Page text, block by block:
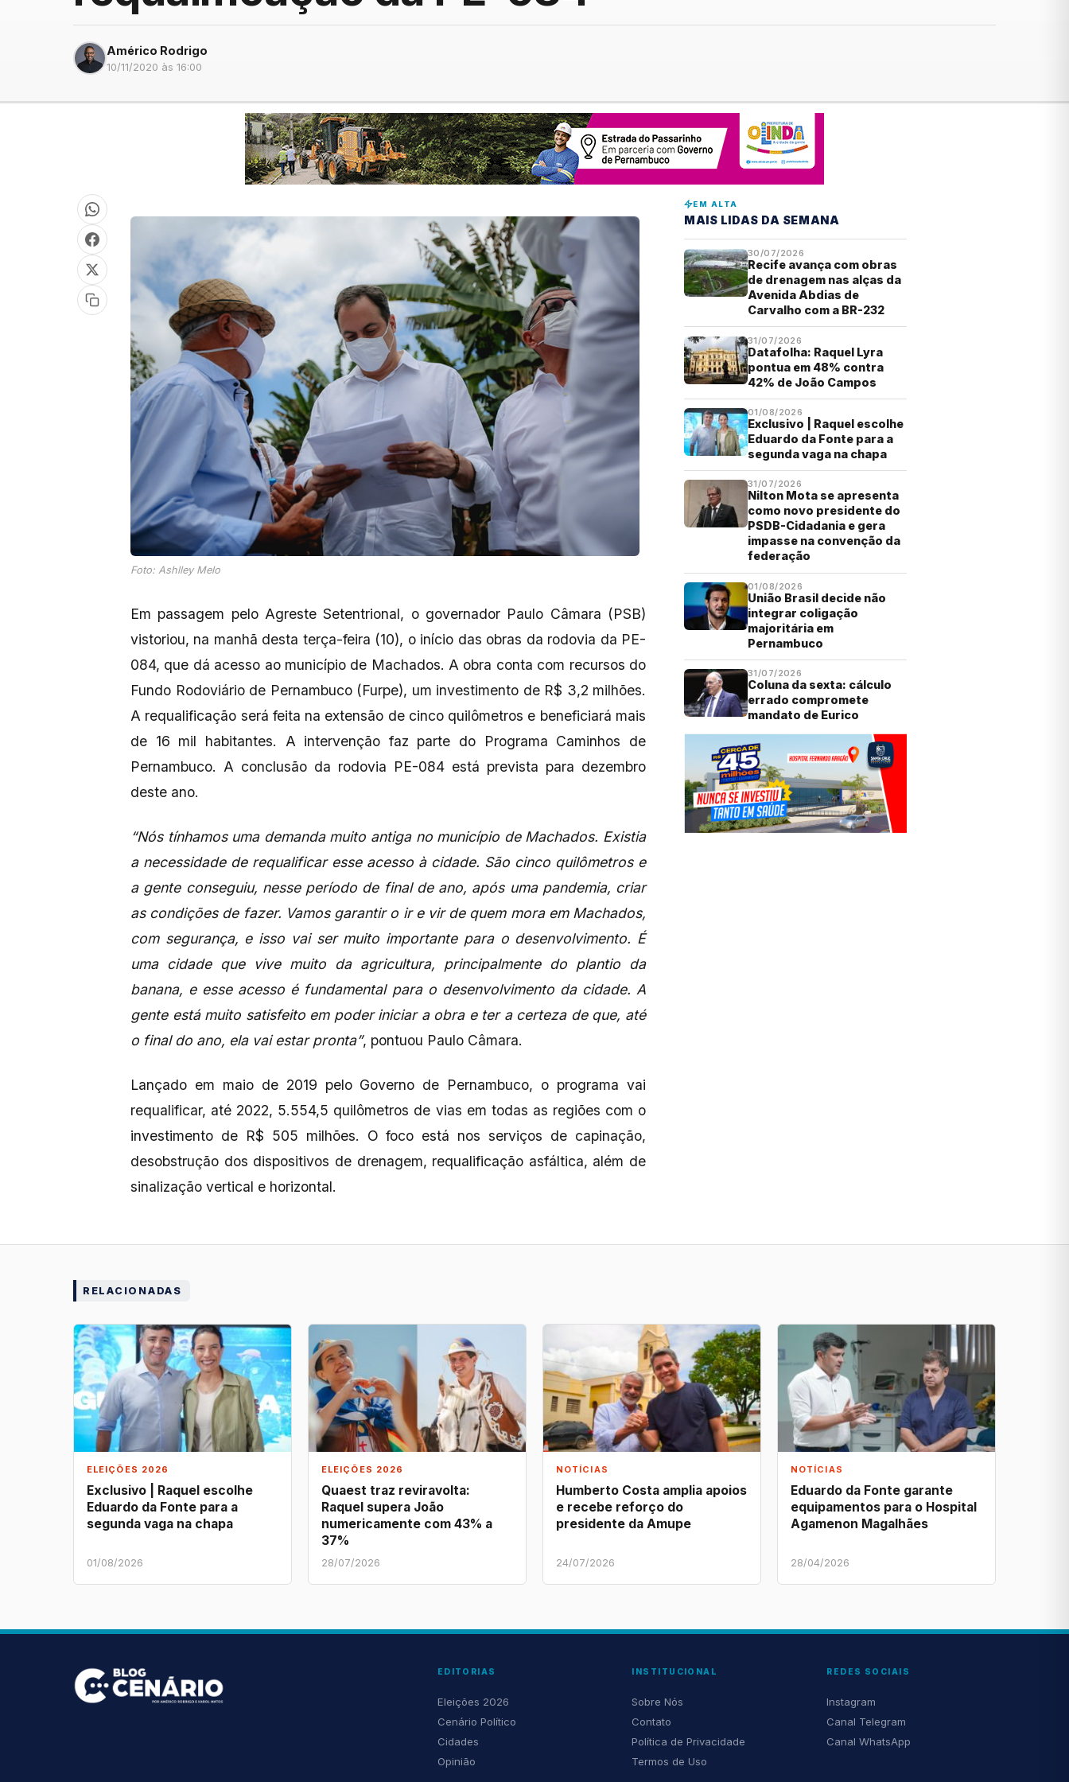
Américo Rodrigo
10/11/2020 às 16:00
Foto: Ashlley Melo
Em passagem pelo Agreste Setentrional, o governador Paulo Câmara (PSB)
vistoriou, na manhã desta terça-feira (10), o início das obras da rodovia da PE-
084, que dá acesso ao município de Machados. A obra conta com recursos do
Fundo Rodoviário de Pernambuco (Furpe), um investimento de R$ 3,2 milhões.
A requalificação será feita na extensão de cinco quilômetros e beneficiará mais
de 16 mil habitantes. A intervenção faz parte do Programa Caminhos de
Pernambuco. A conclusão da rodovia PE-084 está prevista para dezembro
deste ano.
“Nós tínhamos uma demanda muito antiga no município de Machados. Existia
a necessidade de requalificar esse acesso à cidade. São cinco quilômetros e
a gente conseguiu, nesse período de final de ano, após uma pandemia, criar
as condições de fazer. Vamos garantir o ir e vir de quem mora em Machados,
com segurança, e isso vai ser muito importante para o desenvolvimento. É
uma cidade que vive muito da agricultura, principalmente do plantio da
banana, e esse acesso é fundamental para o desenvolvimento da cidade. A
gente está muito satisfeito em poder iniciar a obra e ter a certeza de que, até
o final do ano, ela vai estar pronta”, pontuou Paulo Câmara.
Lançado em maio de 2019 pelo Governo de Pernambuco, o programa vai
requalificar, até 2022, 5.554,5 quilômetros de vias em todas as regiões com o
investimento de R$ 505 milhões. O foco está nos serviços de capinação,
desobstrução dos dispositivos de drenagem, requalificação asfáltica, além de
sinalização vertical e horizontal.
EM ALTA
MAIS LIDAS DA SEMANA
30/07/2026
Recife avança com obras
de drenagem nas alças da
Avenida Abdias de
Carvalho com a BR-232
31/07/2026
Datafolha: Raquel Lyra
pontua em 48% contra
42% de João Campos
01/08/2026
Exclusivo | Raquel escolhe
Eduardo da Fonte para a
segunda vaga na chapa
31/07/2026
Nilton Mota se apresenta
como novo presidente do
PSDB-Cidadania e gera
impasse na convenção da
federação
01/08/2026
União Brasil decide não
integrar coligação
majoritária em
Pernambuco
31/07/2026
Coluna da sexta: cálculo
errado compromete
mandato de Eurico
RELACIONADAS
ELEIÇÕES 2026
Exclusivo | Raquel escolhe
Eduardo da Fonte para a
segunda vaga na chapa
01/08/2026
ELEIÇÕES 2026
Quaest traz reviravolta:
Raquel supera João
numericamente com 43% a
37%
28/07/2026
NOTÍCIAS
Humberto Costa amplia apoios
e recebe reforço do
presidente da Amupe
24/07/2026
NOTÍCIAS
Eduardo da Fonte garante
equipamentos para o Hospital
Agamenon Magalhães
28/04/2026
EDITORIAS
Eleições 2026
Cenário Político
Cidades
Opinião
INSTITUCIONAL
Sobre Nós
Contato
Política de Privacidade
Termos de Uso
REDES SOCIAIS
Instagram
Canal Telegram
Canal WhatsApp